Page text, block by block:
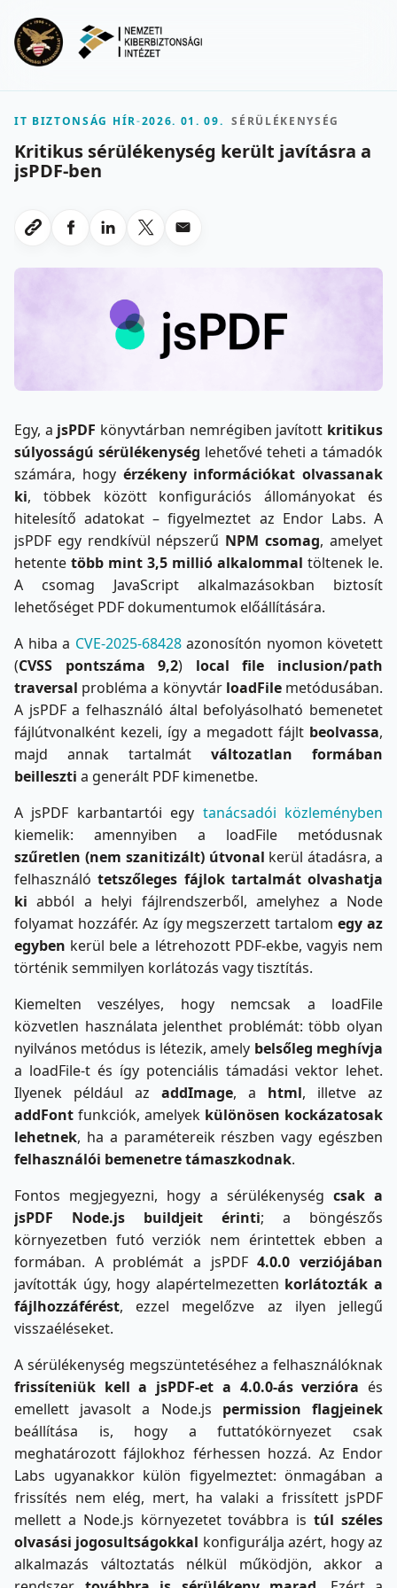
IT BIZTONSÁG HÍR-2026. 01. 09. SÉRÜLÉKENYSÉG
Kritikus sérülékenység került javításra a
jsPDF-ben
Link masolasa
Megosztas Facebookon
Megosztas LinkedInen
Megosztas X-en
Megosztas emailben
Egy, a jsPDF könyvtárban nemrégiben javított kritikus
súlyosságú sérülékenység lehetővé teheti a támadók
számára, hogy érzékeny információkat olvassanak
ki, többek között konfigurációs állományokat és
hitelesítő adatokat – figyelmeztet az Endor Labs. A
jsPDF egy rendkívül népszerű NPM csomag, amelyet
hetente több mint 3,5 millió alkalommal töltenek le.
A csomag JavaScript alkalmazásokban biztosít
lehetőséget PDF dokumentumok előállítására.
A hiba a CVE-2025-68428azonosítón nyomon követett
(CVSS pontszáma 9,2) local file inclusion/path
traversal probléma a könyvtár loadFilemetódusában.
A jsPDF a felhasználó által befolyásolható bemenetet
fájlútvonalként kezeli, így a megadott fájlt beolvassa,
majd annak tartalmát változatlan formában
beilleszti a generált PDF kimenetbe.
A jsPDF karbantartói egy tanácsadói közleményben
kiemelik: amennyiben a loadFile metódusnak
szűretlen (nem szanitizált) útvonal kerül átadásra, a
felhasználótetszőleges fájlok tartalmát olvashatja
ki abból a helyi fájlrendszerből, amelyhez a Node
folyamat hozzáfér. Az így megszerzett tartalomegy az
egyben kerül bele a létrehozott PDF-ekbe, vagyis nem
történik semmilyen korlátozás vagy tisztítás.
Kiemelten veszélyes, hogy nemcsak a loadFile
közvetlen használata jelenthet problémát: több olyan
nyilvános metódus is létezik, amely belsőleg meghívja
a loadFile-t és így potenciális támadási vektor lehet.
Ilyenek például az addImage, a html, illetve az
addFont funkciók, amelyek különösen kockázatosak
lehetnek, ha a paramétereik részben vagy egészben
felhasználói bemenetre támaszkodnak.
Fontos megjegyezni, hogy a sérülékenység csak a
jsPDF Node.js buildjeit érinti; a böngészős
környezetben futó verziók nem érintettek ebben a
formában. A problémát a jsPDF4.0.0 verziójában
javították úgy, hogy alapértelmezetten korlátozták a
fájlhozzáférést, ezzel megelőzve az ilyen jellegű
visszaéléseket.
A sérülékenység megszüntetéséhez a felhasználóknak
frissíteniük kell a jsPDF-et a 4.0.0-ás verzióra és
emellett javasolt a Node.js permission flagjeinek
beállítása is, hogy a futtatókörnyezet csak
meghatározott fájlokhoz férhessen hozzá. Az Endor
Labs ugyanakkor külön figyelmeztet: önmagában a
frissítés nem elég, mert, ha valaki a frissített jsPDF
mellett a Node.js környezetet továbbra istúl széles
olvasási jogosultságokkal konfigurálja azért, hogy az
alkalmazás változtatás nélkül működjön, akkor a